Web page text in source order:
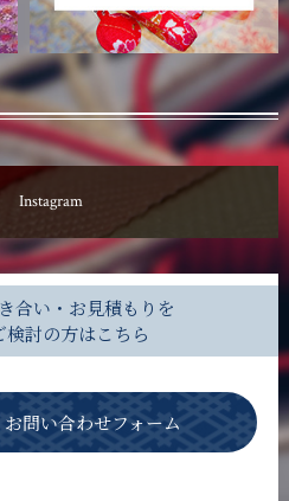
Instagram
合い・お見積もりを
検討の方はこちら
お問い合わせフォーム